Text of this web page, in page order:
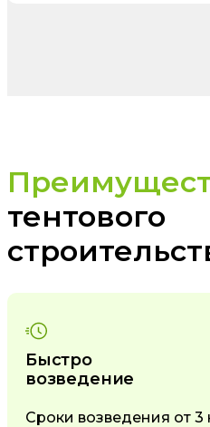
тентового
Быстро
возведение
Сроки возведения от 3